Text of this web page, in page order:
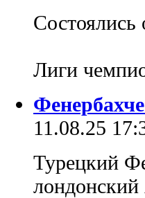
Состоялись
Лиги
11.08.25
Турецкий
лондонский